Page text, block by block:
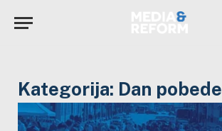
Kategorija: Dan pobede